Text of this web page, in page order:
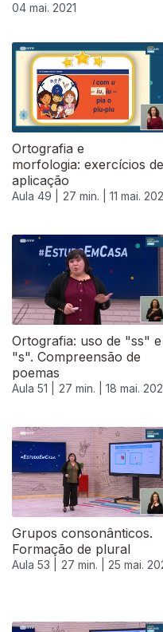
04 mai. 2021
Ortografia e
morfologia: exercícios de
aplicação
Aula 49 | 27 min. | 11 mai.
Ortografia: uso de "ss" e
"s". Compreensão de
poemas
Aula 51 | 27 min. | 18 mai.
Grupos consonânticos.
Formação de plural
Aula 53 | 27 min. | 25 mai.